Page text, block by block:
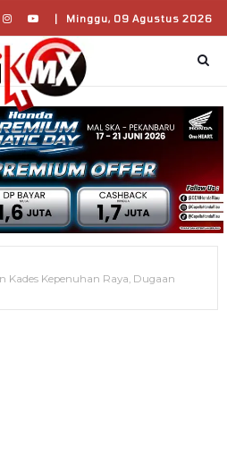
| Minggu, 09 Agustus 2026
Kades Kepenuhan Raya, Dugaan